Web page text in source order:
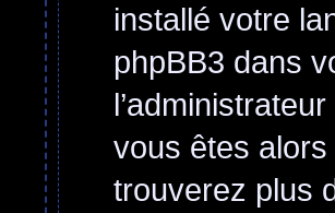
installé votre
phpBB3 dans
vous êtes
trouverez plus